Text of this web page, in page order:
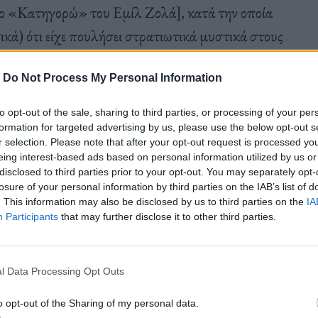
Do Not Process My Personal Information
opt-out of the sale, sharing to third parties, or processing of your
for targeted advertising by us, please use the below opt-out
selection. Please note that after your opt-out request is processed
interest-based ads based on personal information utilized by us
to third parties prior to your opt-out. You may separately
of your personal information by third parties on the IAB’s list of
This information may also be disclosed by us to third parties on the
Participants that may further disclose it to other third parties.
Data Processing Opt Outs
opt-out of the Sharing of my personal data.
«Κατηγορώ» του Εμίλ Ζολά], κατά την οποία
ότι είχε πουλήσει στρατιωτικά μυστικά στους
δημοσίως και το όνομά του «καθάρισε» μετά
αρχής γενομένης από το 1894, οι γαλλικές Αρχές
– εισροή αναρχικών δολοφόνων και
σημείωμα καθόριζε τις κατευθυντήριες
αξιωματικούς της, θα